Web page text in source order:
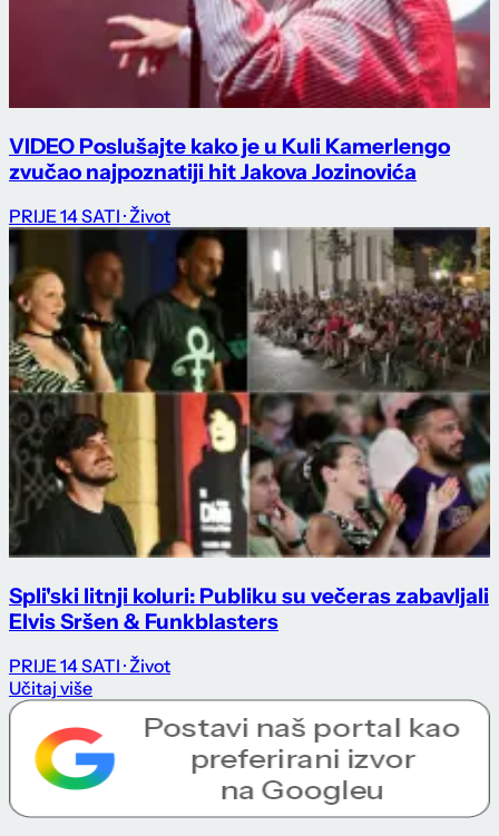
VIDEO Poslušajte kako je u Kuli Kamerlengo
zvučao najpoznatiji hit Jakova Jozinovića
PRIJE 14 SATI · Život
Spli'ski litnji koluri: Publiku su večeras zabavljali
Elvis Sršen & Funkblasters
PRIJE 14 SATI · Život
Učitaj više